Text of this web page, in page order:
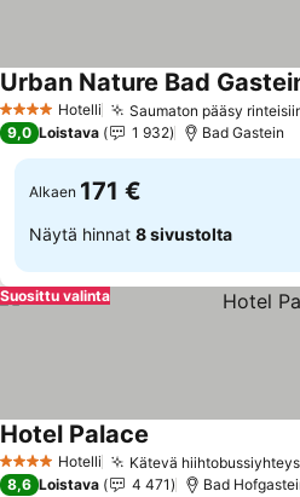
4 Tähtiluokitus
Hotelli Saumaton pääsy
Urban Nature Bad
9,0 Loistava 1 932 Bad Gastein
Alkaen 171 €
Näytä hinnat 8 sivustolta
Suosittu valinta
4 Tähtiluokitus
Hotelli Kätevä hiihtobussiyhteys
Hotel Palace
8,6 Loistava 4 471 Bad